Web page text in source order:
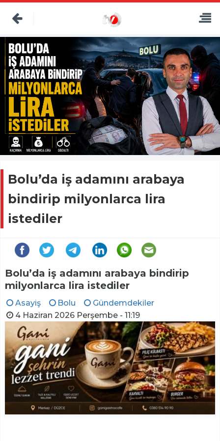
Bolu’da iş adamını arabaya
bindirip milyonlarca lira
istediler
Bolu’da iş adamını arabaya bindirip
milyonlarca lira istediler
Asayiş Bolu
Gündemdekiler
4 Haziran 2026 Perşembe - 11:19